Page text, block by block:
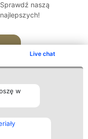
Live chat
w
naszą
Kontakt
Kontakt